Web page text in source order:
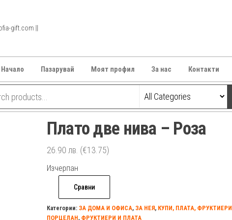
gift.com ||
Начало Пазарувай Моят профил За нас Контакти
Плато две нива – Розa
26.90 лв. (€13.75)
Изчерпан
Сравни
Категории: ЗА ДОМА И ОФИСА, ЗА НЕЯ, КУПИ, ПЛАТА, ФРУКТИЕРИ
ПОРЦЕЛАН, ФРУКТИЕРИ И ПЛАТА